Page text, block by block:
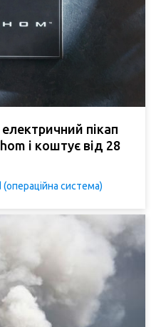
пікап
і коштує від 28
система)